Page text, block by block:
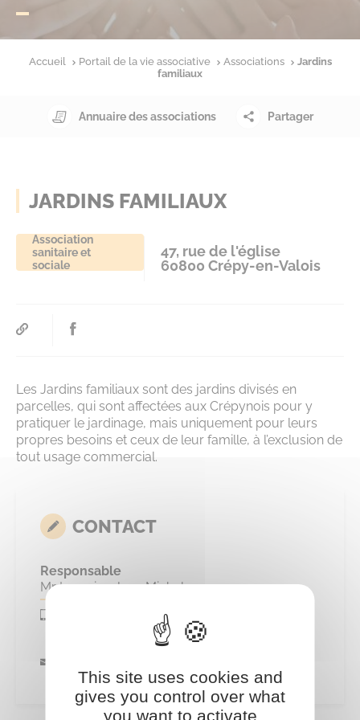
Accueil Portail de la vie associative Associations
Jardins
familiaux
Annuaire des associations Partager
JARDINS FAMILIAUX
Association
sanitaire et
sociale
47, rue de l'église
60800 Crépy-en-Valois
Les Jardins familiaux sont des jardins divisés en
parcelles, qui sont affectées aux Crépynois pour y
pratiquer le jardinage, mais uniquement pour leurs
propres besoins et ceux de leur famille, à l’exclusion de
tout usage commercial.
CONTACT
Responsable
Mr Lemoine Jean Michel
This site uses cookies and
gives you control over what
you want to activate